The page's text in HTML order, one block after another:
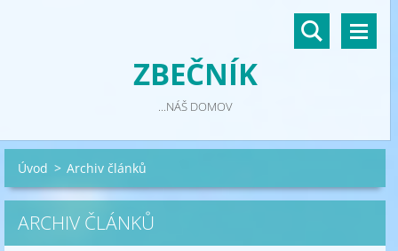
ZBEČNÍK
...NÁŠ DOMOV
Úvod > Archiv článků
ARCHIV ČLÁNKŮ